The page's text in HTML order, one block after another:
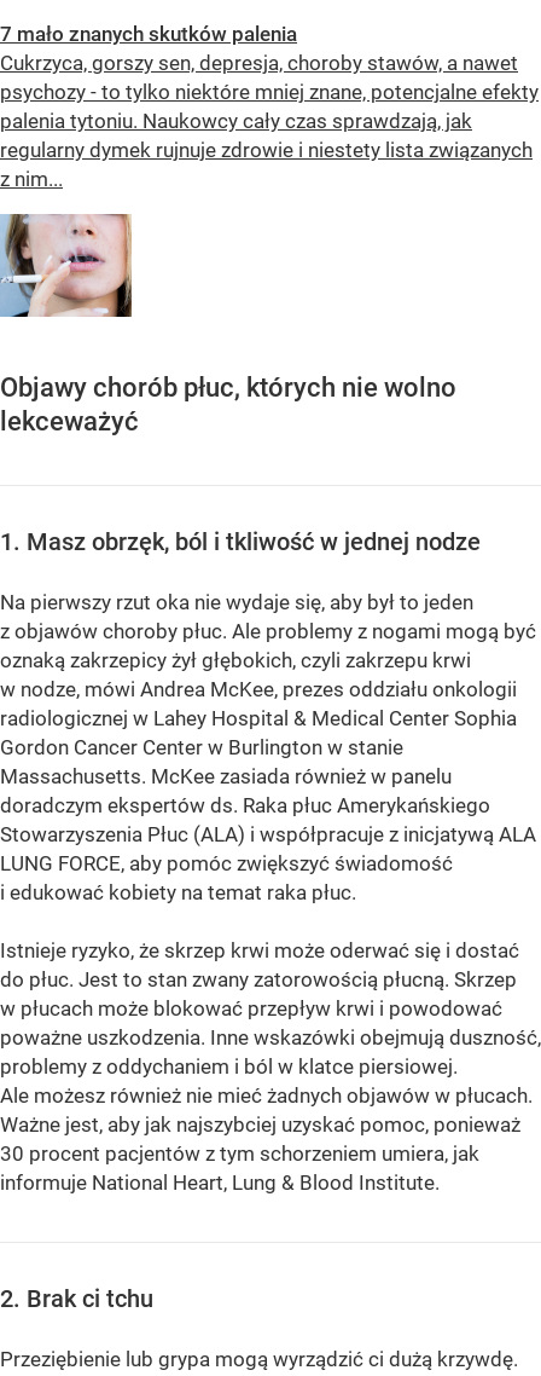
7 mało znanych skutków palenia
Cukrzyca, gorszy sen, depresja, choroby stawów, a nawet
psychozy - to tylko niektóre mniej znane, potencjalne efekty
palenia tytoniu. Naukowcy cały czas sprawdzają, jak
regularny dymek rujnuje zdrowie i niestety lista związanych
z nim...
Objawy chorób płuc, których nie wolno
lekceważyć
1. Masz obrzęk, ból i tkliwość w jednej nodze
Na pierwszy rzut oka nie wydaje się, aby był to jeden
z objawów choroby płuc. Ale problemy z nogami mogą być
oznaką zakrzepicy żył głębokich, czyli zakrzepu krwi
w nodze, mówi Andrea McKee, prezes oddziału onkologii
radiologicznej w Lahey Hospital & Medical Center Sophia
Gordon Cancer Center w Burlington w stanie
Massachusetts. McKee zasiada również w panelu
doradczym ekspertów ds. Raka płuc Amerykańskiego
Stowarzyszenia Płuc (ALA) i współpracuje z inicjatywą ALA
LUNG FORCE, aby pomóc zwiększyć świadomość
i edukować kobiety na temat raka płuc.
Istnieje ryzyko, że skrzep krwi może oderwać się i dostać
do płuc. Jest to stan zwany zatorowością płucną. Skrzep
w płucach może blokować przepływ krwi i powodować
poważne uszkodzenia. Inne wskazówki obejmują duszność,
problemy z oddychaniem i ból w klatce piersiowej.
Ale możesz również nie mieć żadnych objawów w płucach.
Ważne jest, aby jak najszybciej uzyskać pomoc, ponieważ
30 procent pacjentów z tym schorzeniem umiera, jak
informuje National Heart, Lung & Blood Institute.
2. Brak ci tchu
Przeziębienie lub grypa mogą wyrządzić ci dużą krzywdę.